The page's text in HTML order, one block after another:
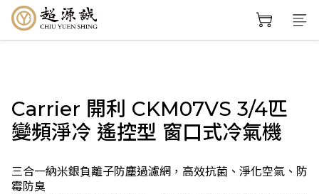
Carrier 開利 CKM07VS 3/4匹
變頻淨冷 遙控型 窗口式冷氣機
三合一納米銀負離子防塵過濾網，高效抗菌、淨化空氣、防
霉防臭